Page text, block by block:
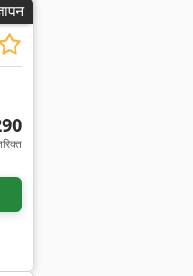
चित्रों का अनुरोध करें